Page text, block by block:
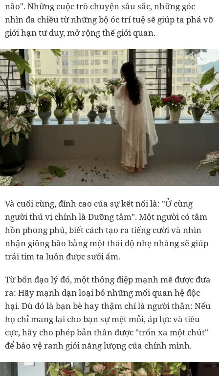
não". Những cuộc trò chuyện sâu sắc, những góc
nhìn đa chiều từ những bộ óc trí tuệ sẽ giúp ta phá vỡ
giới hạn tư duy, mở rộng thế giới quan.
Và cuối cùng, đỉnh cao của sự kết nối là: "Ở cùng
người thú vị chính là Dưỡng tâm". Một người có tâm
hồn phong phú, biết cách tạo ra tiếng cười và nhìn
nhận giông bão bằng một thái độ nhẹ nhàng sẽ giúp
trái tim ta luôn được sưởi ấm.
Từ bốn đạo lý đó, một thông điệp mạnh mẽ được đưa
ra: Hãy mạnh dạn loại bỏ những mối quan hệ độc
hại. Dù đó là bạn bè hay thậm chí là người thân: Nếu
họ chỉ mang lại cho bạn sự mệt mỏi, áp lực và tiêu
cực, hãy cho phép bản thân được "trốn xa một chút"
để bảo vệ ranh giới năng lượng của chính mình.